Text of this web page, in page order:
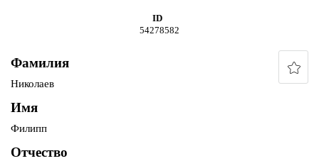
ID
54278582
Фамилия
Николаев
Имя
Филипп
Отчество